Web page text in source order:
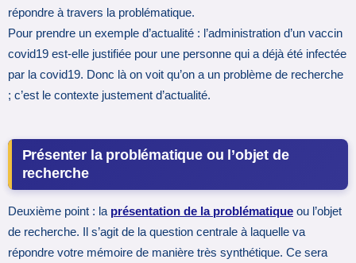
répondre à travers la problématique.
Pour prendre un exemple d’actualité : l’administration d’un vaccin
covid19 est-elle justifiée pour une personne qui a déjà été infectée
par la covid19. Donc là on voit qu’on a un problème de recherche
; c’est le contexte justement d’actualité.
Présenter la problématique ou l’objet de
recherche
Deuxième point : la présentation de la problématique ou l’objet
de recherche. Il s’agit de la question centrale à laquelle va
répondre votre mémoire de manière très synthétique. Ce sera